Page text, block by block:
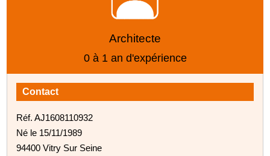
Architecte
0 à 1 an d'expérience
Contact
Réf. AJ1608110932
Né le 15/11/1989
94400 Vitry Sur Seine